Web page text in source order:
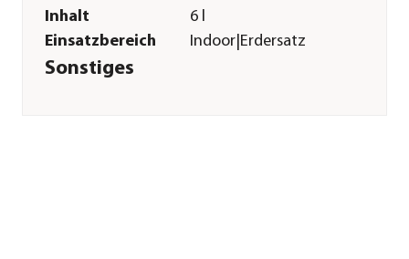
Inhalt
6 l
Einsatzbereich
Indoor|Erdersatz
Sonstiges